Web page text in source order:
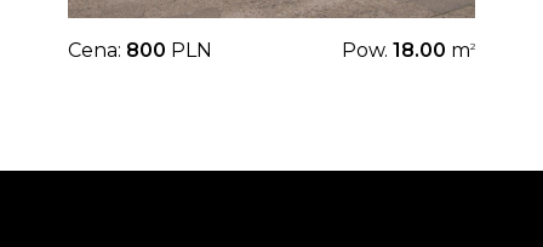
Cena: 800 PLN Pow. 18.00 m2